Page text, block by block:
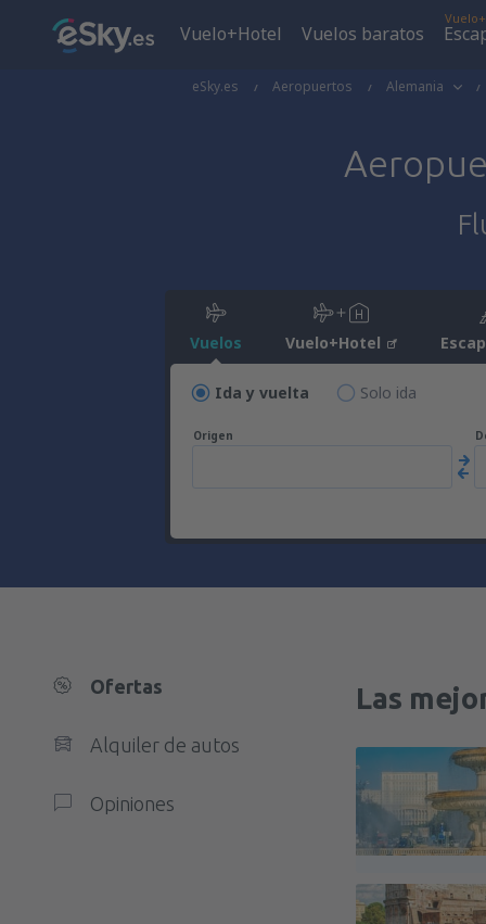
Vuelo+Hotel Vuelos baratos
eSky.es Aeropuertos Alemania
Vuelos Vuelo+Hotel
Ida y vuelta Solo ida
Origen
Ofertas
Alquiler de autos
Opiniones
Las